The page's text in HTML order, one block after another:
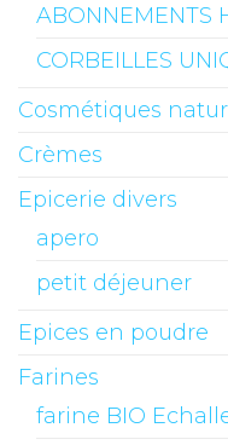
ABONNEMENTS
CORBEILLES
Cosmétiques
Crèmes
Epicerie divers
apero
petit déjeuner
Epices en poudre
Farines
farine BIO